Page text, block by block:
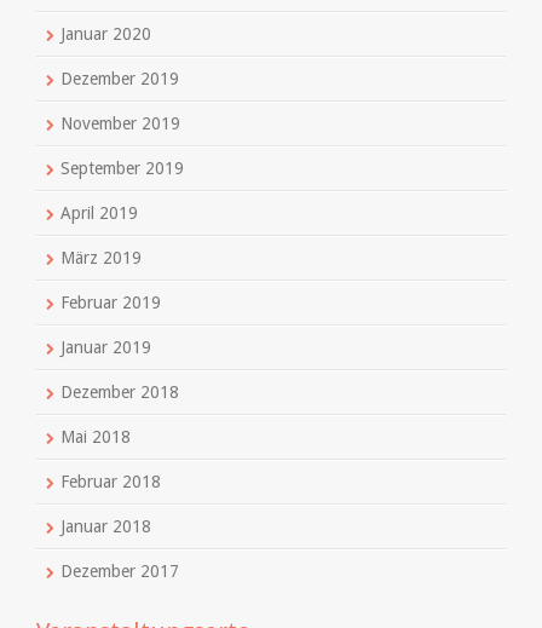
Januar 2020
Dezember 2019
November 2019
September 2019
April 2019
März 2019
Februar 2019
Januar 2019
Dezember 2018
Mai 2018
Februar 2018
Januar 2018
Dezember 2017